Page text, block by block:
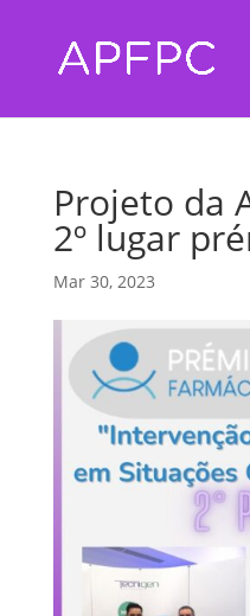
Projeto da
2º lugar
Mar 30, 2023